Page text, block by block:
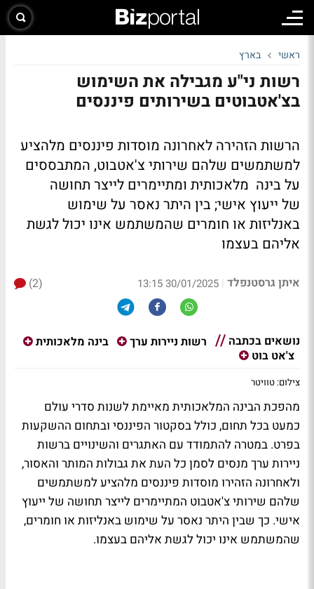
ראשי בארץ
רשות ני"ע מגבילה את השימוש
בצ'אטבוטים בשירותים פיננסים
הרשות הזהירה לאחרונה מוסדות פיננסים מלהציע
למשתמשים שלהם שירותי צ'אטבוט, המתבססים
על בינה מלאכותית ומתיימרים לייצר תחושה
של ייעוץ אישי; בין היתר נאסר על שימוש
באנליזות או חומרים שהמשתמש אינו יכול לגשת
אליהם בעצמו
איתן גרסטנפלד |
30/01/2025 13:15
(2)
נושאים בכתבה רשות ניירות ערך
בינה מלאכותית
צ'אט בוט
צילום: טוויטר
מהפכת הבינה המלאכותית מאיימת לשנות סדרי עולם
כמעט בכל תחום, כולל בסקטור הפיננסי ובתחום ההשקעות
בפרט. במטרה להתמודד עם האתגרים והשינויים ברשות
ניירות ערך מנסים לסמן כל העת את גבולות המותר והאסור,
ולאחרונה הזהירו מוסדות פיננסים מלהציע למשתמשים
שלהם שירותי צ'אטבוט המתיימרים לייצר תחושה של ייעוץ
אישי. כך שבין היתר נאסר על שימוש באנליזות או חומרים,
שהמשתמש אינו יכול לגשת אליהם בעצמו.